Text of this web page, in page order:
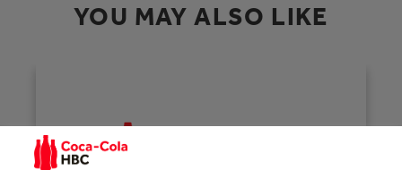
YOU MAY ALSO LIKE